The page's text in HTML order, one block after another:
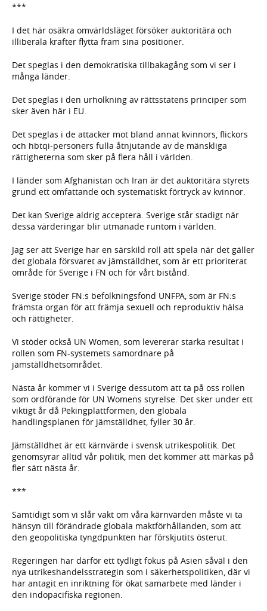
***
I det här osäkra omvärldsläget försöker auktoritära och
illiberala krafter flytta fram sina positioner.
Det speglas i den demokratiska tillbakagång som vi ser i
många länder.
Det speglas i den urholkning av rättsstatens principer som
sker även här i EU.
Det speglas i de attacker mot bland annat kvinnors, flickors
och hbtqi-personers fulla åtnjutande av de mänskliga
rättigheterna som sker på flera håll i världen.
I länder som Afghanistan och Iran är det auktoritära styrets
grund ett omfattande och systematiskt förtryck av kvinnor.
Det kan Sverige aldrig acceptera. Sverige står stadigt när
dessa värderingar blir utmanade runtom i världen.
Jag ser att Sverige har en särskild roll att spela när det gäller
det globala försvaret av jämställdhet, som är ett prioriterat
område för Sverige i FN och för vårt bistånd.
Sverige stöder FN:s befolkningsfond UNFPA, som är FN:s
främsta organ för att främja sexuell och reproduktiv hälsa
och rättigheter.
Vi stöder också UN Women, som levererar starka resultat i
rollen som FN-systemets samordnare på
jämställdhetsområdet.
Nästa år kommer vi i Sverige dessutom att ta på oss rollen
som ordförande för UN Womens styrelse. Det sker under ett
viktigt år då Pekingplattformen, den globala
handlingsplanen för jämställdhet, fyller 30 år.
Jämställdhet är ett kärnvärde i svensk utrikespolitik. Det
genomsyrar alltid vår politik, men det kommer att märkas på
fler sätt nästa år.
***
Samtidigt som vi slår vakt om våra kärnvärden måste vi ta
hänsyn till förändrade globala maktförhållanden, som att
den geopolitiska tyngdpunkten har förskjutits österut.
Regeringen har därför ett tydligt fokus på Asien såväl i den
nya utrikeshandelsstrategin som i säkerhetspolitiken, där vi
har antagit en inriktning för ökat samarbete med länder i
den indopacifiska regionen.